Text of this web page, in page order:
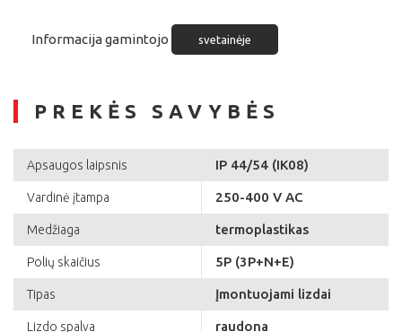
Informacija gamintojo svetainėje
PREKĖS SAVYBĖS
Apsaugos laipsnis IP 44/54 (IK08)
Vardinė įtampa 250-400 V AC
Medžiaga termoplastikas
Polių skaičius 5P (3P+N+E)
Tipas Įmontuojami lizdai
Lizdo spalva raudona